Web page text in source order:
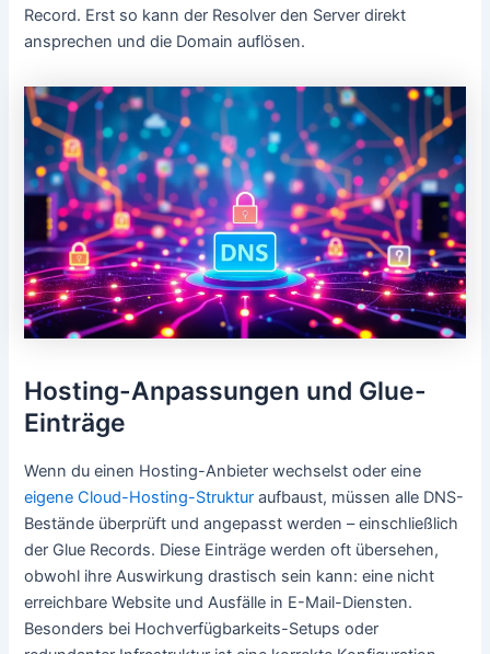
Record. Erst so kann der Resolver den Server direkt
ansprechen und die Domain auflösen.
Hosting-Anpassungen und Glue-
Einträge
Wenn du einen Hosting-Anbieter wechselst oder eine
eigene Cloud-Hosting-Struktur aufbaust, müssen alle DNS-
Bestände überprüft und angepasst werden – einschließlich
der Glue Records. Diese Einträge werden oft übersehen,
obwohl ihre Auswirkung drastisch sein kann: eine nicht
erreichbare Website und Ausfälle in E-Mail-Diensten.
Besonders bei Hochverfügbarkeits-Setups oder